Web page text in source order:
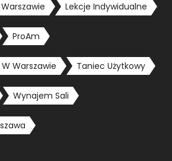
Lekcje Indywidualne
ProAm
Warszawie Taniec Użytkowy
Wynajem Sali